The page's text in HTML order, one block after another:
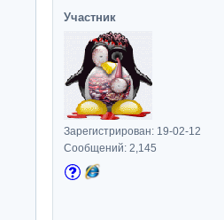
Участник
Зарегистрирован: 19-02-12
Сообщений: 2,145